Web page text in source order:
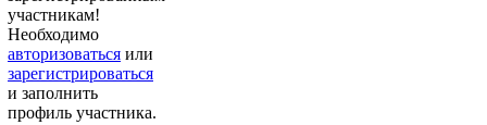
участникам!
Необходимо
авторизоваться или
зарегистрироваться
и заполнить
профиль участника.